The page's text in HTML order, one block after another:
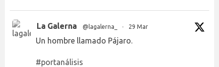
La Galerna @lagalerna_ · 29 Mar
Un hombre llamado Pájaro.
#portanálisis